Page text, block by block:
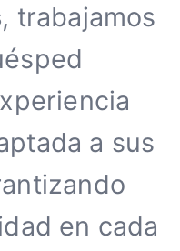
, trabajamos
a sus
en cada